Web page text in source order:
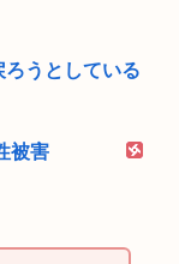
うとしている
被害